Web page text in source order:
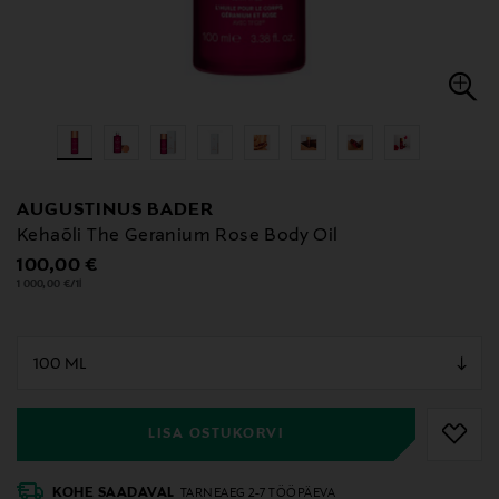
AUGUSTINUS BADER
Kehaõli The Geranium Rose Body Oil
Original Price
100,00 €
1 000,00 €/1l
LISA OSTUKORVI
KOHE SAADAVAL TARNEAEG 2-7 TÖÖPÄEVA